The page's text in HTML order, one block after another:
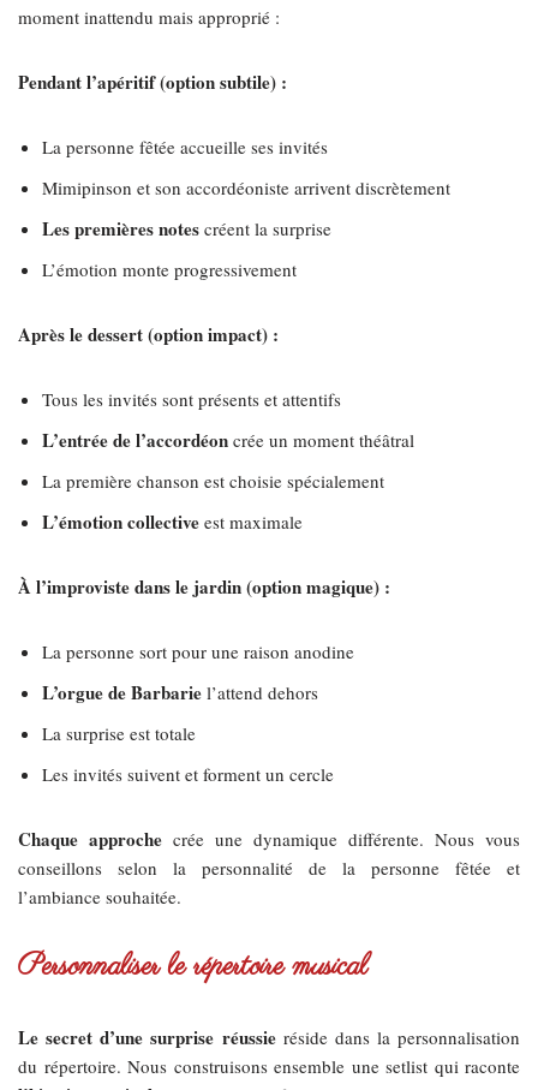
moment inattendu mais approprié :
Pendant l’apéritif (option subtile) :
La personne fêtée accueille ses invités
Mimipinson et son accordéoniste arrivent discrètement
Les premières notes créent la surprise
L’émotion monte progressivement
Après le dessert (option impact) :
Tous les invités sont présents et attentifs
L’entrée de l’accordéon crée un moment théâtral
La première chanson est choisie spécialement
L’émotion collective est maximale
À l’improviste dans le jardin (option magique) :
La personne sort pour une raison anodine
L’orgue de Barbarie l’attend dehors
La surprise est totale
Les invités suivent et forment un cercle
Chaque approche crée une dynamique différente. Nous vous
conseillons selon la personnalité de la personne fêtée et
l’ambiance souhaitée.
Personnaliser le répertoire musical
Le secret d’une surprise réussieréside dans la personnalisation
du répertoire. Nous construisons ensemble une setlist qui raconte